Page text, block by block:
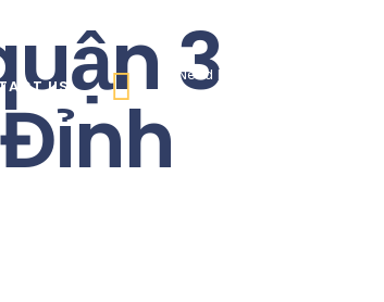
US
Need help? call us
3